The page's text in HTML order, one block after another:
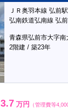
ＪＲ奥羽本線 弘前
弘南鉄道弘南線 弘
青森県弘前市大字南
2階建 / 築23年
3.7 万円 （管理費等